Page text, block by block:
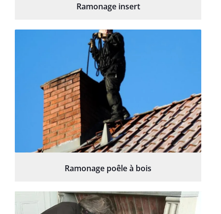
Ramonage insert
Ramonage poêle à bois